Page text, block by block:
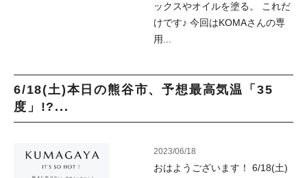
ックスやオイルを塗る。 これだ
けです♪ 今回はKOMAさんの専
用...
6/18(土)本日の熊谷市、予想最高気温「35
度」!?...
2023/06/18
おはようございます！ 6/18(土)